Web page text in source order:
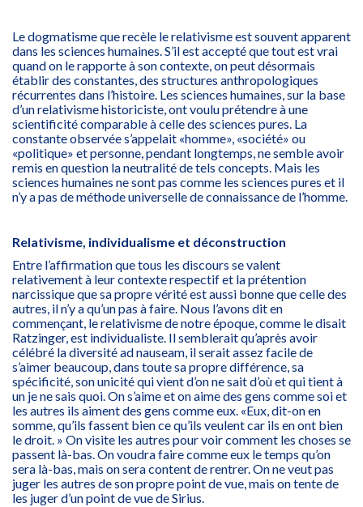
Le dogmatisme que recèle le relativisme est souvent apparent
dans les sciences humaines. S’il est accepté que tout est vrai
quand on le rapporte à son contexte, on peut désormais
établir des constantes, des structures anthropologiques
récurrentes dans l’histoire. Les sciences humaines, sur la base
d’un relativisme historiciste, ont voulu prétendre à une
scientificité comparable à celle des sciences pures. La
constante observée s’appelait «homme», «société» ou
«politique» et personne, pendant longtemps, ne semble avoir
remis en question la neutralité de tels concepts. Mais les
sciences humaines ne sont pas comme les sciences pures et il
n’y a pas de méthode universelle de connaissance de l’homme.
Relativisme, individualisme et déconstruction
Entre l’affirmation que tous les discours se valent
relativement à leur contexte respectif et la prétention
narcissique que sa propre vérité est aussi bonne que celle des
autres, il n’y a qu’un pas à faire. Nous l’avons dit en
commençant, le relativisme de notre époque, comme le disait
Ratzinger, est individualiste. Il semblerait qu’après avoir
célébré la diversité ad nauseam, il serait assez facile de
s’aimer beaucoup, dans toute sa propre différence, sa
spécificité, son unicité qui vient d’on ne sait d’où et qui tient à
un je ne sais quoi. On s’aime et on aime des gens comme soi et
les autres ils aiment des gens comme eux. «Eux, dit-on en
somme, qu’ils fassent bien ce qu’ils veulent car ils en ont bien
le droit. » On visite les autres pour voir comment les choses se
passent là-bas. On voudra faire comme eux le temps qu’on
sera là-bas, mais on sera content de rentrer. On ne veut pas
juger les autres de son propre point de vue, mais on tente de
les juger d’un point de vue de Sirius.